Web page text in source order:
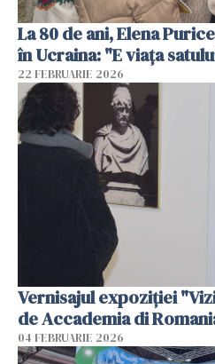
La 80 de ani, Elena
în Ucraina: "E viața
22 FEBRUARIE 2026
Vernisajul expoziției
de Accademia di
04 FEBRUARIE 2026